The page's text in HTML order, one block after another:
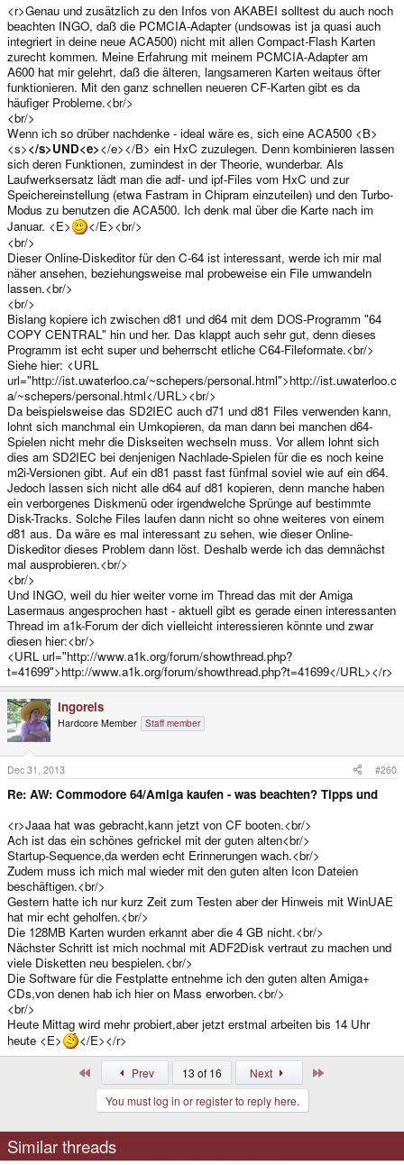
<r>Genau und zusätzlich zu den Infos von AKABEI solltest du auch noch
beachten INGO, daß die PCMCIA-Adapter (undsowas ist ja quasi auch
integriert in deine neue ACA500) nicht mit allen Compact-Flash Karten
zurecht kommen. Meine Erfahrung mit meinem PCMCIA-Adapter am
A600 hat mir gelehrt, daß die älteren, langsameren Karten weitaus öfter
funktionieren. Mit den ganz schnellen neueren CF-Karten gibt es da
häufiger Probleme.<br/>
<br/>
Wenn ich so drüber nachdenke - ideal wäre es, sich eine ACA500 <B>
<s></s>UND<e></e></B> ein HxC zuzulegen. Denn kombinieren lassen
sich deren Funktionen, zumindest in der Theorie, wunderbar. Als
Laufwerksersatz lädt man die adf- und ipf-Files vom HxC und zur
Speichereinstellung (etwa Fastram in Chipram einzuteilen) und den Turbo-
Modus zu benutzen die ACA500. Ich denk mal über die Karte nach im
Januar. <E>
</E><br/>
<br/>
Dieser Online-Diskeditor für den C-64 ist interessant, werde ich mir mal
näher ansehen, beziehungsweise mal probeweise ein File umwandeln
lassen.<br/>
<br/>
Bislang kopiere ich zwischen d81 und d64 mit dem DOS-Programm "64
COPY CENTRAL" hin und her. Das klappt auch sehr gut, denn dieses
Programm ist echt super und beherrscht etliche C64-Fileformate.<br/>
Siehe hier: <URL
url="http://ist.uwaterloo.ca/~schepers/personal.html">http://ist.uwaterloo.c
a/~schepers/personal.html</URL><br/>
Da beispielsweise das SD2IEC auch d71 und d81 Files verwenden kann,
lohnt sich manchmal ein Umkopieren, da man dann bei manchen d64-
Spielen nicht mehr die Diskseiten wechseln muss. Vor allem lohnt sich
dies am SD2IEC bei denjenigen Nachlade-Spielen für die es noch keine
m2i-Versionen gibt. Auf ein d81 passt fast fünfmal soviel wie auf ein d64.
Jedoch lassen sich nicht alle d64 auf d81 kopieren, denn manche haben
ein verborgenes Diskmenü oder irgendwelche Sprünge auf bestimmte
Disk-Tracks. Solche Files laufen dann nicht so ohne weiteres von einem
d81 aus. Da wäre es mal interessant zu sehen, wie dieser Online-
Diskeditor dieses Problem dann löst. Deshalb werde ich das demnächst
mal ausprobieren.<br/>
<br/>
Und INGO, weil du hier weiter vorne im Thread das mit der Amiga
Lasermaus angesprochen hast - aktuell gibt es gerade einen interessanten
Thread im a1k-Forum der dich vielleicht interessieren könnte und zwar
diesen hier:<br/>
<URL url="http://www.a1k.org/forum/showthread.php?
t=41699">http://www.a1k.org/forum/showthread.php?t=41699</URL></r>
ingoreis
Hardcore Member Staff member
Dec 31, 2013 #260
Re: AW: Commodore 64/Amiga kaufen - was beachten? Tipps und
<r>Jaaa hat was gebracht,kann jetzt von CF booten.<br/>
Ach ist das ein schönes gefrickel mit der guten alten<br/>
Startup-Sequence,da werden echt Erinnerungen wach.<br/>
Zudem muss ich mich mal wieder mit den guten alten Icon Dateien
beschäftigen.<br/>
Gestern hatte ich nur kurz Zeit zum Testen aber der Hinweis mit WinUAE
hat mir echt geholfen.<br/>
Die 128MB Karten wurden erkannt aber die 4 GB nicht.<br/>
Nächster Schritt ist mich nochmal mit ADF2Disk vertraut zu machen und
viele Disketten neu bespielen.<br/>
Die Software für die Festplatte entnehme ich den guten alten Amiga+
CDs,von denen hab ich hier on Mass erworben.<br/>
<br/>
Heute Mittag wird mehr probiert,aber jetzt erstmal arbeiten bis 14 Uhr
heute <E>
</E></r>
Prev 13 of 16 Next
You must log in or register to reply here.
Similar threads